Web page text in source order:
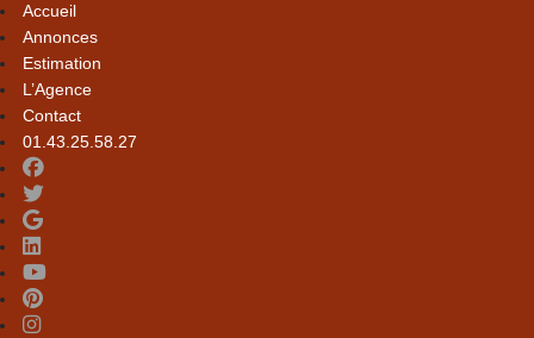
Accueil
Annonces
Estimation
L’Agence
Contact
01.43.25.58.27